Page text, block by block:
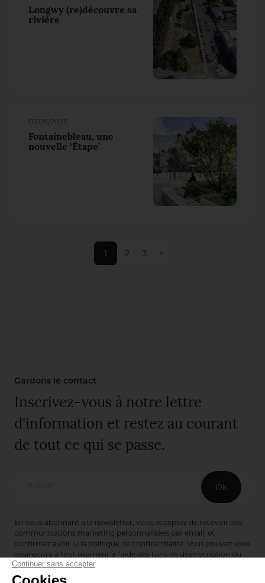
Longwy (re)découvre sa
rivière
07/05/2025
Fontainebleau, une
nouvelle ‘Étape’
1 2 3 >
Gardons le contact
Inscrivez-vous à notre lettre
d'information et restez au courant
de tout ce qui se passe.
E-mail * Ok
En vous abonnant à la newsletter, vous acceptez de recevoir des
communications marketing personnalisées par email, et
confirmez avoir lu la politique de confidentialité. Vous pouvez vous
désinscrire à tout moment à l’aide des liens de désinscription ou
en nous contactant via notre formulaire de contact :